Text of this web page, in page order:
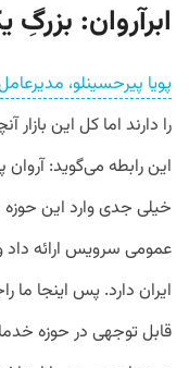
ابرآروان:
پویا پیرحسینلو، مدیرعامل
را دارند اما کل این
این رابطه می‌گوید:
عمومی سرویس ارائه داد
ایران دارد. پس اینجا
قابل توجهی در حوزه